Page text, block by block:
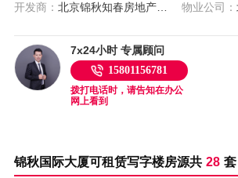
开发商： 北京锦秋知春房地产开发有限公司 物业公司：
7x24小时 专属顾问
15801156781
拨打电话时，请告知在办公
网上看到
锦秋国际大厦可租赁写字楼房源共 28 套